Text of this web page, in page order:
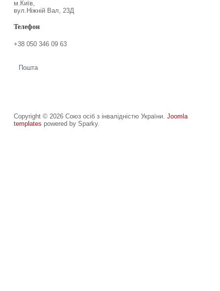
м.Київ,
вул.Ніжній Вал, 23Д
Телефон
+38 050 346 09 63
Пошта
Copyright © 2026 Союз осіб з інвалідністю України. Joomla
templates powered by Sparky.